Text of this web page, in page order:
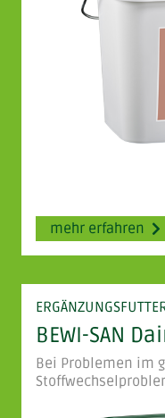
mehr erfahren
BEWI-SAN
Bei Problemen im